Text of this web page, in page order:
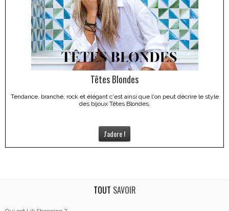
Têtes Blondes
Tendance, branché, rock et élégant c'est ainsi que l'on peut décrire le style
des bijoux Têtes Blondes.
J'adore !
TOUT SAVOIR